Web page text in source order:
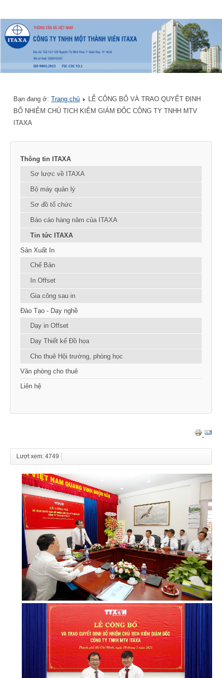
Bạn đang ở: Trang chủ
LỄ CÔNG BỐ VÀ TRAO QUYẾT ĐỊNH
BỔ NHIÊM CHỦ TICH KIÊM GIÁM ĐỐC CÔNG TY TNHH MTV
ITAXA
Thông tin ITAXA
Sơ lược về ITAXA
Bộ máy quản lý
Sơ đồ tổ chức
Báo cáo hàng năm của ITAXA
Tin tức ITAXA
Sản Xuất In
Chế Bản
In Offset
Gia công sau in
Đào Tạo - Dạy nghề
Dạy in Offset
Dạy Thiết kế Đồ họa
Cho thuê Hội trường, phòng học
Văn phòng cho thuê
Liên hệ
Lượt xem: 4749